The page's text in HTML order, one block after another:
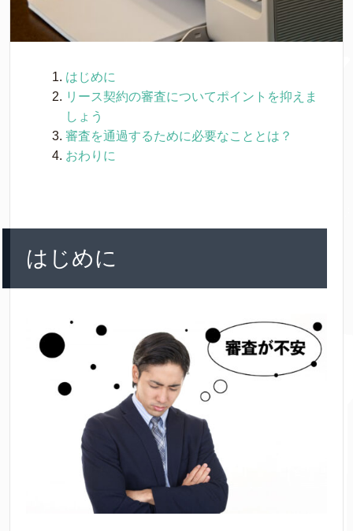
はじめに
リース契約の審査についてポイントを抑えま
しょう
審査を通過するために必要なこととは？
おわりに
はじめに